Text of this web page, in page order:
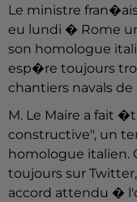
Le ministre
eu lundi � Rome
son homologue
esp�re toujours
chantiers navals de
M. Le Maire a fait
constructive", un
homologue italien.
toujours sur
accord attendu �